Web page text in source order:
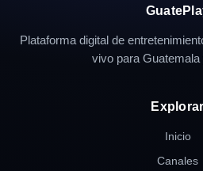
Plataforma digital de
vivo para Guatemala
Explorar
Inicio
Canales